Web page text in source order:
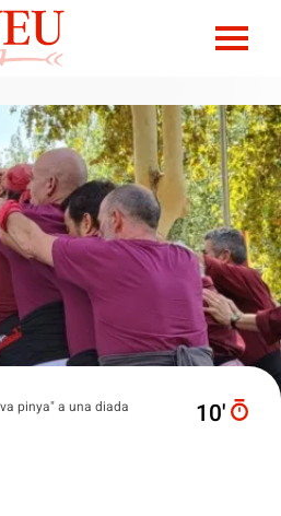
pinya" a una diada
10′